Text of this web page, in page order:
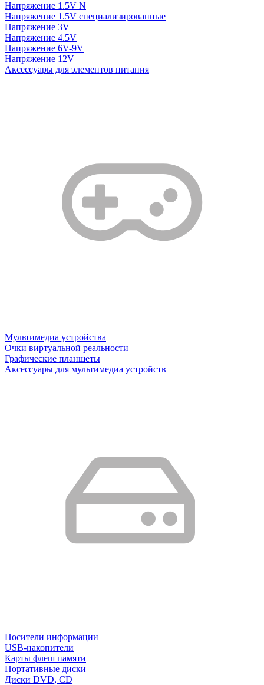
Напряжение 1.5V N
Напряжение 1.5V специализированные
Напряжение 3V
Напряжение 4.5V
Напряжение 6V-9V
Напряжение 12V
Аксессуары для элементов питания
Мультимедиа устройства
Очки виртуальной реальности
Графические планшеты
Аксессуары для мультимедиа устройств
Носители информации
USB-накопители
Карты флеш памяти
Портативные диски
Диски DVD, CD